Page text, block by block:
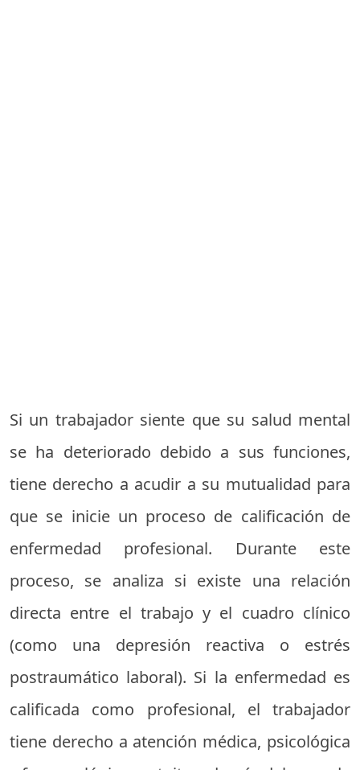
Si un trabajador siente que su salud mental
se ha deteriorado debido a sus funciones,
tiene derecho a acudir a su mutualidad para
que se inicie un proceso de calificación de
enfermedad profesional. Durante este
proceso, se analiza si existe una relación
directa entre el trabajo y el cuadro clínico
(como una depresión reactiva o estrés
postraumático laboral). Si la enfermedad es
calificada como profesional, el trabajador
tiene derecho a atención médica, psicológica